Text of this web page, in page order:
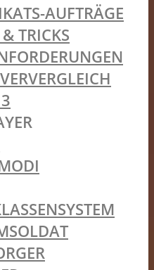
AUFTRÄGE
TRICKS